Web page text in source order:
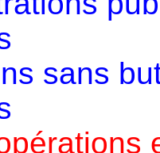
sans